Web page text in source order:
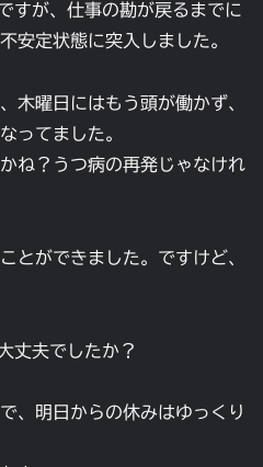
すが、仕事の勘が戻るまでに
安定状態に突入しました。
木曜日にはもう頭が働かず、
ってました。
ね？うつ病の再発じゃなけれ
とができました。ですけど、
丈夫でしたか？
、明日からの休みはゆっくり